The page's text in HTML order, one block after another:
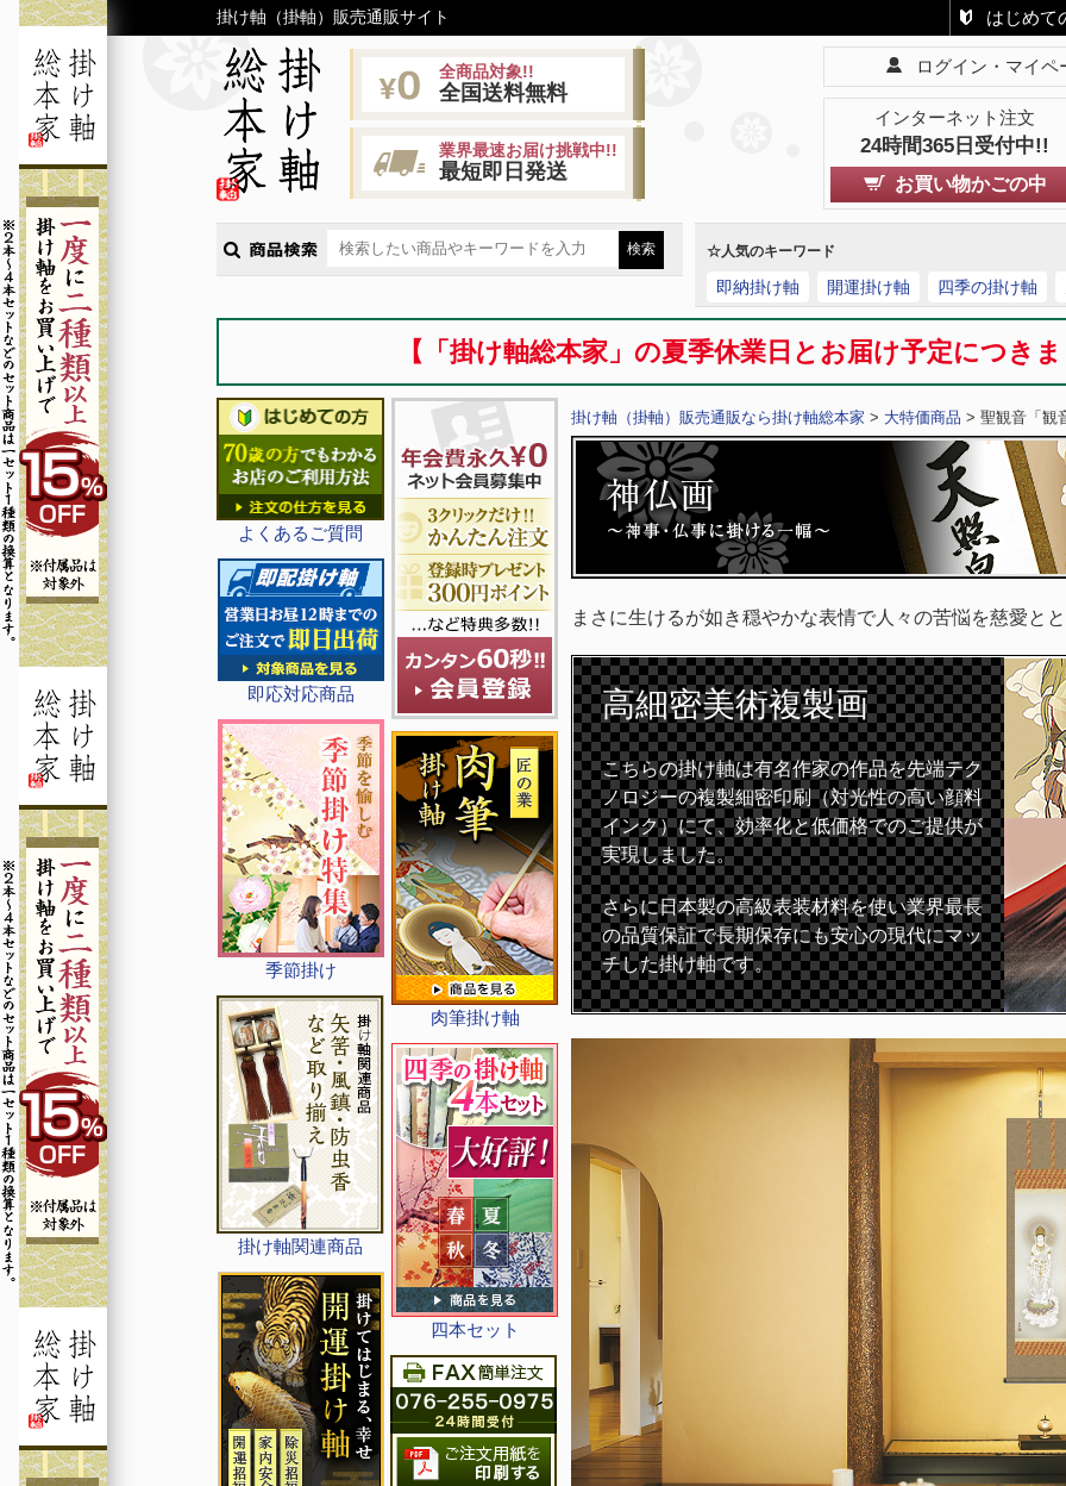
掛け軸（掛軸）販売通販サイト はじめて
全商品対象!!
全国送料無料
業界最速お届け挑戦中!!
最短即日発送
ログイン・マイペ
インターネット注文
24時間365日受付中!!
お買い物かごの中
☆人気のキーワード
即納掛け軸 開運掛け軸 四季の掛け軸
【「掛け軸総本家」の夏季休業日とお届け予定につ
よくあるご質問
即応対応商品
季節掛け
掛け軸関連商品
肉筆掛け軸
四本セット
掛け軸（掛軸）販売通販なら掛け軸総本家 > 大特価商品 > 聖観音「
まさに生けるが如き穏やかな表情で人々の苦悩を慈愛と
高細密美術複製画
こちらの掛け軸は有名作家の作品を先端テク
ノロジーの複製細密印刷（対光性の高い顔料
インク）にて、効率化と低価格でのご提供が
実現しました。
さらに日本製の高級表装材料を使い業界最長
の品質保証で長期保存にも安心の現代にマッ
チした掛け軸です。